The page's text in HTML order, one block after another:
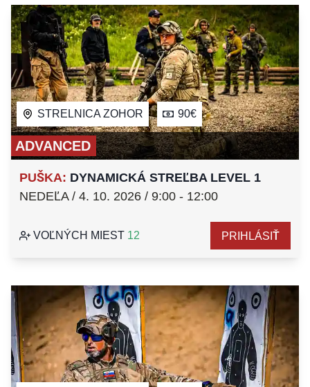
STRELNICA ZOHOR 90€
ADVANCED
PUŠKA: DYNAMICKÁ STREĽBA LEVEL 1
NEDEĽA / 4. 10. 2026 / 9:00 - 12:00
VOĽNÝCH MIEST 12 PRIHLÁSIŤ